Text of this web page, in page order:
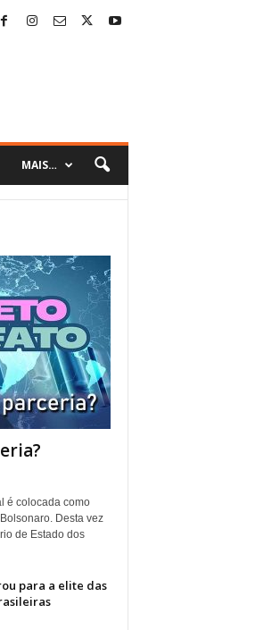
MAIS…
é colocada como
Desta vez
de Estado dos
para a elite das